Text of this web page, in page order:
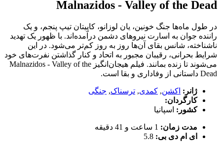
Malnazidos - Valley of the Dead
در طول ماه‌ها جنگ خونین، یان لوزانو، کاپیتان تیپ پنجم، و یک
راننده جوان به اسارت نیروهای دشمن درآمده‌اند. با ظهور یک تهدید
ناشناخته، شانس بقای آن‌ها روز به روز کم‌تر می‌شود. در این
شرایط بحرانی، رقیبان مجبور به اتحاد و کنار گذاشتن نفرت‌های خود
می‌شوند تا زنده بمانند. فیلم هیجان‌انگیز Malnazidos - Valley of the
Dead داستانی از وفاداری و بقا است.
ژانر: اکشن, کمدی, ترسناک, جنگی
کارگردان:
کشور: اسپانیا
مدت زمان: 1 ساعت و 41 دقیقه
ای ام دی بی: 5.8